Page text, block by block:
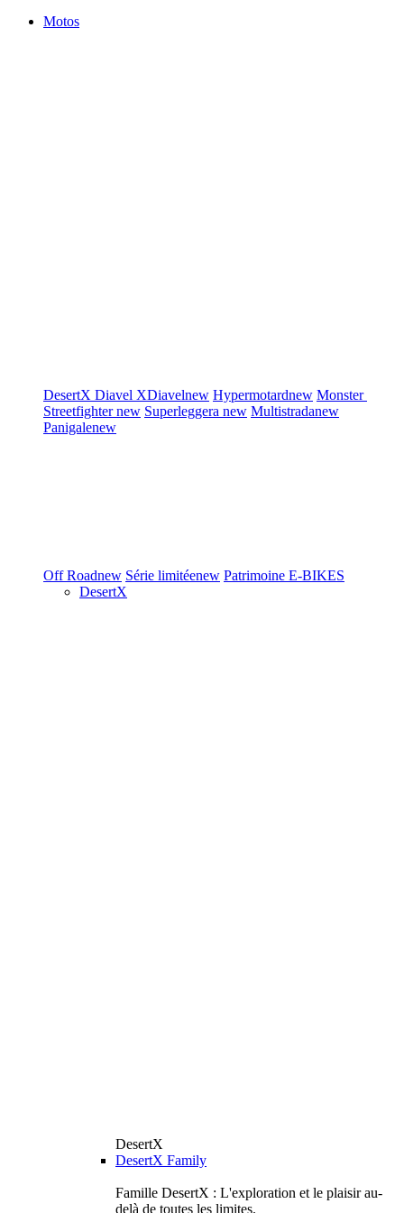
Motos
DesertX Diavel XDiavelnew Hypermotardnew Monster
Streetfighternew Superleggera new Multistradanew
Panigalenew
Off Roadnew Série limitéenew Patrimoine E-BIKES
DesertX
DesertX
DesertX Family
Famille DesertX : L'exploration et le plaisir au-
delà de toutes les limites.